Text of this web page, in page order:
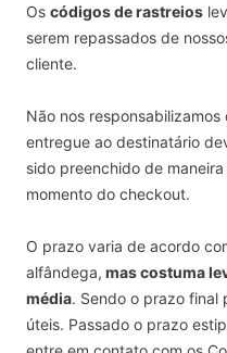
Os códigos de rastreios
serem repassados de
cliente.
Não nos
entregue ao destinatário
sido preenchido de
momento do checkout.
O prazo varia de acordo
alfândega, mas costuma
média. Sendo o prazo
úteis. Passado o prazo